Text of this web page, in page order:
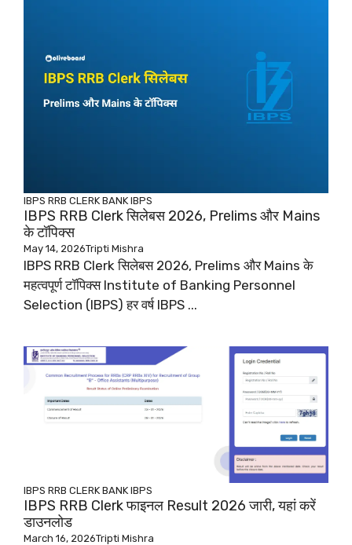
IBPS RRB CLERK BANK IBPS
IBPS RRB Clerk सिलेबस 2026, Prelims और Mains
के टॉपिक्स
May 14, 2026Tripti Mishra
IBPS RRB Clerk सिलेबस 2026, Prelims और Mains के
महत्वपूर्ण टॉपिक्स Institute of Banking Personnel
Selection (IBPS) हर वर्ष IBPS ...
IBPS RRB CLERK BANK IBPS
IBPS RRB Clerk फाइनल Result 2026 जारी, यहां करें
डाउनलोड
March 16, 2026Tripti Mishra